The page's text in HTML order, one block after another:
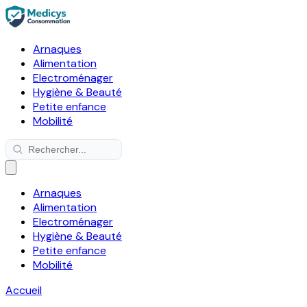
Arnaques
Alimentation
Electroménager
Hygiène & Beauté
Petite enfance
Mobilité
Arnaques
Alimentation
Electroménager
Hygiène & Beauté
Petite enfance
Mobilité
Accueil